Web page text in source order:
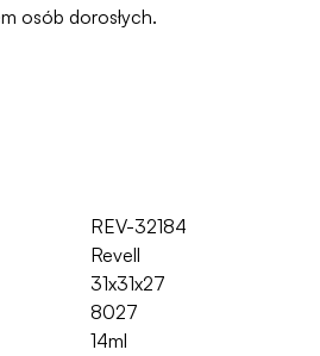
osób dorosłych.
REV-32184
Revell
31x31x27
8027
14ml